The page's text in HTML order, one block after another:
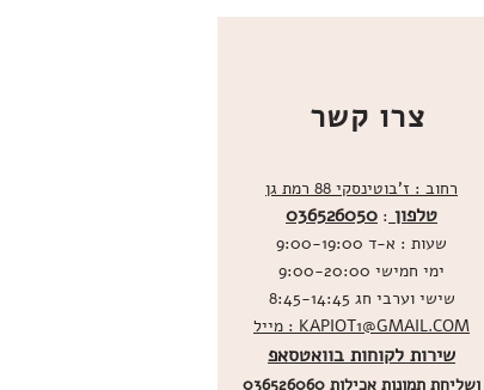
צרו קשר
רחוב : ז'בוטינסקי 88 רמת גן
טלפון :
036526050
שעות : א-ד 9:00-19:00
ימי חמישי 9:00-20:00
שישי וערבי חג 8:45-14:45
מייל : KAPIOT1@GMAIL.COM
שירות לקוחות בוואטסאפ
ושליחת תמונות אכילות 036526060